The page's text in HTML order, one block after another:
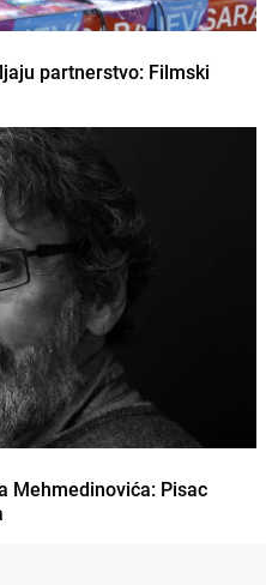
partnerstvo: Filmski
Mehmedinovića: Pisac